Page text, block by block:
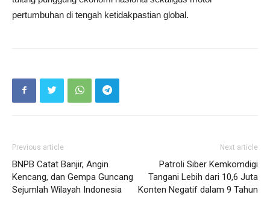
pertumbuhan di tengah ketidakpastian global.
Previous article
BNPB Catat Banjir, Angin
Kencang, dan Gempa Guncang
Sejumlah Wilayah Indonesia
Next article
Patroli Siber Kemkomdigi
Tangani Lebih dari 10,6 Juta
Konten Negatif dalam 9 Tahun